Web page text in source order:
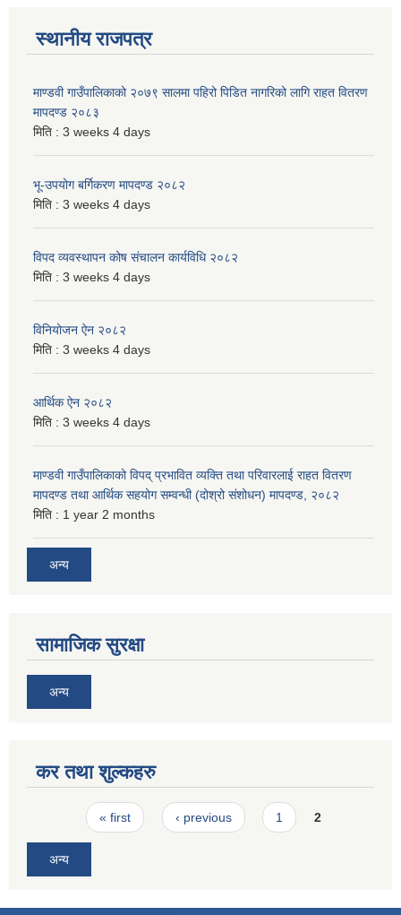
स्थानीय राजपत्र
माण्डवी गाउँपालिकाको २०७९ सालमा पहिरो पिडित नागरिको लागि राहत वितरण
मापदण्ड २०८३
मिति : 3 weeks 4 days
भू-उपयोग बर्गिकरण मापदण्ड २०८२
मिति : 3 weeks 4 days
विपद व्यवस्थापन कोष संचालन कार्यविधि २०८२
मिति : 3 weeks 4 days
विनियोजन ऐन २०८२
मिति : 3 weeks 4 days
आर्थिक ऐन २०८२
मिति : 3 weeks 4 days
माण्डवी गाउँपालिकाको विपद् प्रभावित व्यक्ति तथा परिवारलाई राहत वितरण
मापदण्ड तथा आर्थिक सहयोग सम्वन्धी (दोश्रो संशोधन) मापदण्ड, २०८२
मिति : 1 year 2 months
अन्य
सामाजिक सुरक्षा
अन्य
कर तथा शुल्कहरु
Pages« first ‹ previous 1 2
अन्य